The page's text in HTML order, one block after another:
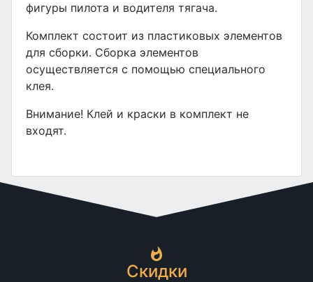
фигуры пилота и водителя тягача.
Комплект состоит из пластиковых элементов
для сборки. Сборка элементов
осуществляется с помощью специального
клея.
Внимание! Клей и краски в комплект не
входят.
Скидки